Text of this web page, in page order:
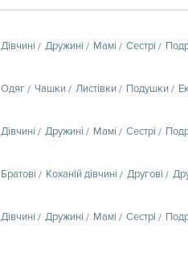
Дівчині Дружині Мамі Сестрі
Одяг Чашки Листівки Подушки
Дівчині Дружині Мамі Сестрі
Братові Коханій дівчині Другові
Дівчині Дружині Мамі Сестрі